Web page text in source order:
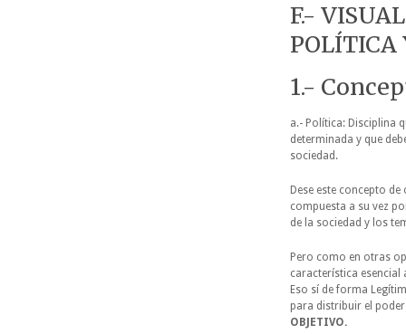
F.-
POLÍTICA
1.-
a.- Política: Disciplina
determinada y que
sociedad.
Dese este concepto
compuesta a su vez
de la sociedad y los
Pero como en otras
característica
Eso sí de forma
para distribuir el
OBJETIVO.